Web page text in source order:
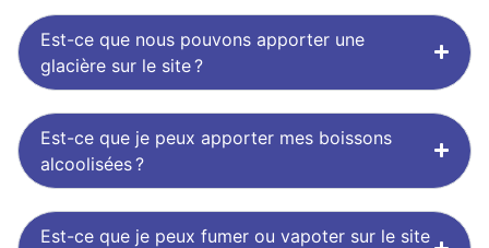
Est-ce que nous pouvons apporter une
glacière sur le site ?
Est-ce que je peux apporter mes boissons
alcoolisées ?
Est-ce que je peux fumer ou vapoter sur le site